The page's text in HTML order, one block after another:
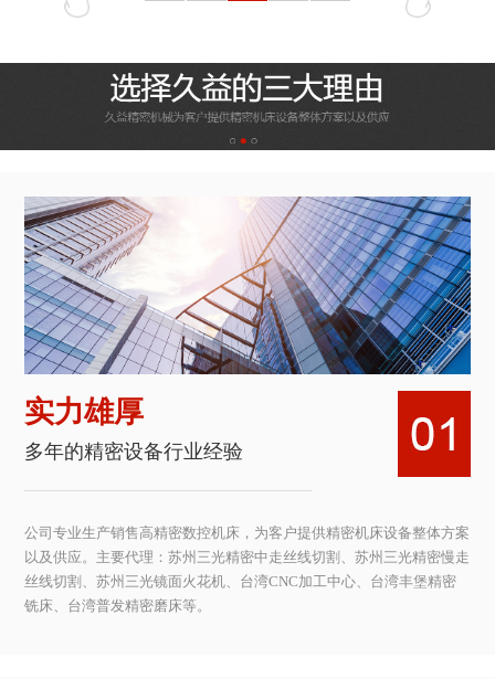
实力雄厚
多年的精密设备行业经验
公司专业生产销售高精密数控机床，为客户提供精密机床设备整体方案
以及供应。主要代理：苏州三光精密中走丝线切割、苏州三光精密慢走
丝线切割、苏州三光镜面火花机、台湾CNC加工中心、台湾丰堡精密
铣床、台湾普发精密磨床等。